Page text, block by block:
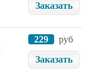
Заказать
229
руб
Заказать